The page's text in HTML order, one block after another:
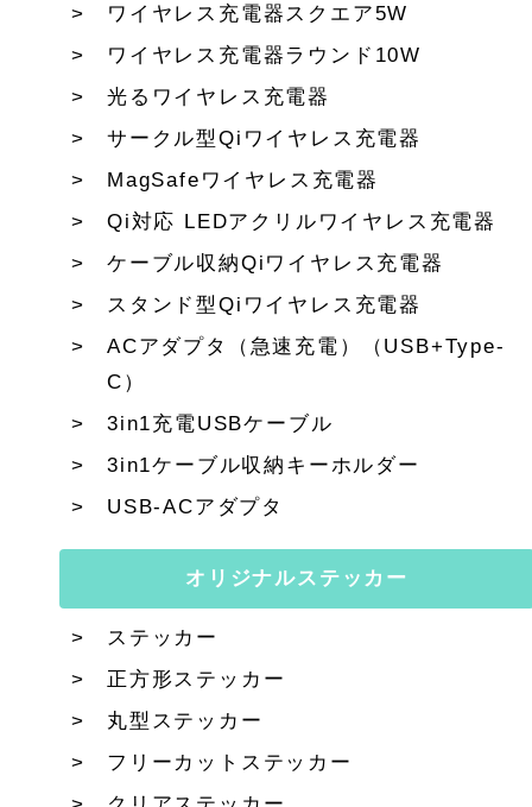
ワイヤレス充電器スクエア5W
ワイヤレス充電器ラウンド10W
光るワイヤレス充電器
サークル型Qiワイヤレス充電器
MagSafeワイヤレス充電器
Qi対応 LEDアクリルワイヤレス充電器
ケーブル収納Qiワイヤレス充電器
スタンド型Qiワイヤレス充電器
ACアダプタ（急速充電）（USB+Type-
C）
3in1充電USBケーブル
3in1ケーブル収納キーホルダー
USB-ACアダプタ
オリジナルステッカー
ステッカー
正方形ステッカー
丸型ステッカー
フリーカットステッカー